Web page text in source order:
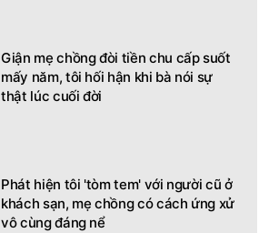
Giận mẹ chồng đòi tiền chu cấp suốt
mấy năm, tôi hối hận khi bà nói sự
thật lúc cuối đời
Phát hiện tôi 'tòm tem' với người cũ ở
khách sạn, mẹ chồng có cách ứng xử
vô cùng đáng nể